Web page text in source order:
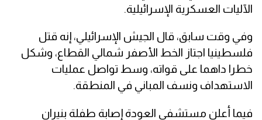
الآليات العسكرية الإسرائيلية.
وفي وقت سابق، قال الجيش الإسرائيلي، إنه قتل
فلسطينيا اجتاز الخط الأصفر شمالي القطاع، وشكل
خطرا داهما على قواته، وسط تواصل عمليات
الاستهداف ونسف المباني في المنطقة.
فيما أعلن مستشفى العودة إصابة طفلة بنيران